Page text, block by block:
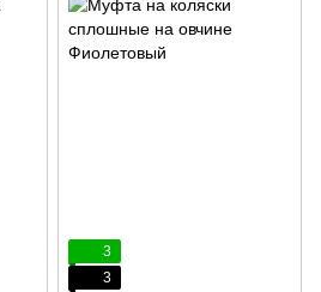
3
3